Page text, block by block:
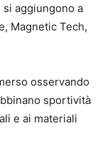
si aggiungono a
Magnetic Tech,
osservando
sportività
e ai materiali